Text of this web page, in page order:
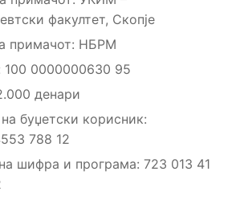
факултет, Скопје
примачот: НБРМ
100 0000000630 95
денари
буџетски корисник:
788 12
шифра и програма: 723 013 41